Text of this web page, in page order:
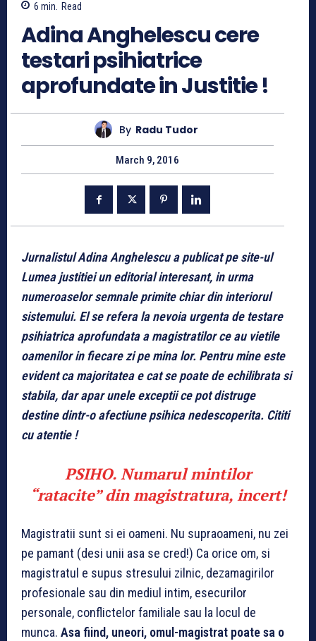
6 min. Read
Adina Anghelescu cere
testari psihiatrice
aprofundate in Justitie !
By Radu Tudor
March 9, 2016
Jurnalistul Adina Anghelescu a publicat pe site-ul
Lumea justitiei un editorial interesant, in urma
numeroaselor semnale primite chiar din interiorul
sistemului. El se refera la nevoia urgenta de testare
psihiatrica aprofundata a magistratilor ce au vietile
oamenilor in fiecare zi pe mina lor. Pentru mine este
evident ca majoritatea e cat se poate de echilibrata si
stabila, dar apar unele exceptii ce pot distruge
destine dintr-o afectiune psihica nedescoperita. Cititi
cu atentie !
PSIHO. Numarul mintilor
“ratacite” din magistratura, incert!
Magistratii sunt si ei oameni. Nu supraoameni, nu zei
pe pamant (desi unii asa se cred!) Ca orice om, si
magistratul e supus stresului zilnic, dezamagirilor
profesionale sau din mediul intim, esecurilor
personale, conflictelor familiale sau la locul de
munca. Asa fiind, uneori, omul-magistrat poate sa o